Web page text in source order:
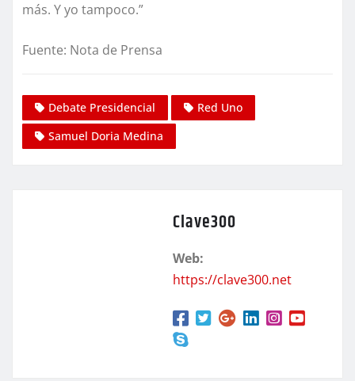
más. Y yo tampoco.”
Fuente: Nota de Prensa
Debate Presidencial
Red Uno
Samuel Doria Medina
Clave300
Web:
https://clave300.net